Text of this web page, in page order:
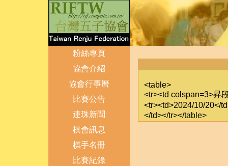
粉絲專頁
協會介紹
協會行事曆
比賽公告
連珠新聞
棋會訊息
棋手名冊
比賽紀錄
<table>
<tr><td colspan=3>昇
<tr><td>2024/10/20</
</td></tr></table>